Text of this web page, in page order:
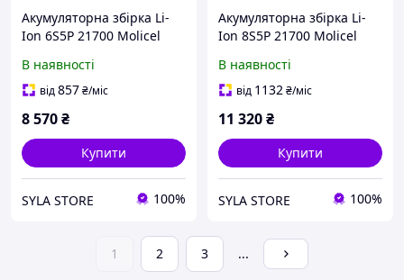
Акумуляторна збірка Li-
Ion 6S5P 21700 Molicel
21,6В 300А
В наявності
від857₴/міс
8 570₴
Купити
SYLA STORE 100%
Акумуляторна збірка Li-
Ion 8S5P 21700 Molicel
28,8В 300А
В наявності
від 1132₴/міс
11 320₴
Купити
SYLA STORE 100%
1 2 3 ...